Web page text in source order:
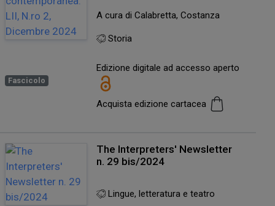
Fascicolo
A cura di Calabretta, Costanza
Storia
Edizione digitale ad accesso aperto
Acquista edizione cartacea
The Interpreters' Newsletter
n. 29 bis/2024
Lingue, letteratura e teatro